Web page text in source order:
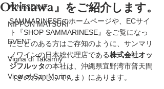
WINE&DINE
NIPPON MATSURI
EVENT
Vigna di Takamiy
View of San Marino
Okinawa』をご紹介します。
SAMMARINESEのホームページや、ECサイ
ト『SHOP SAMMARINESE』をご覧になっ
たことのある方はご存知のように、サンマリ
ノワインの日本総代理店である株式会社オッ
ジフルッタの本社は、沖縄県宜野湾市普天間
（ぎのわんしふてんま）にあります。